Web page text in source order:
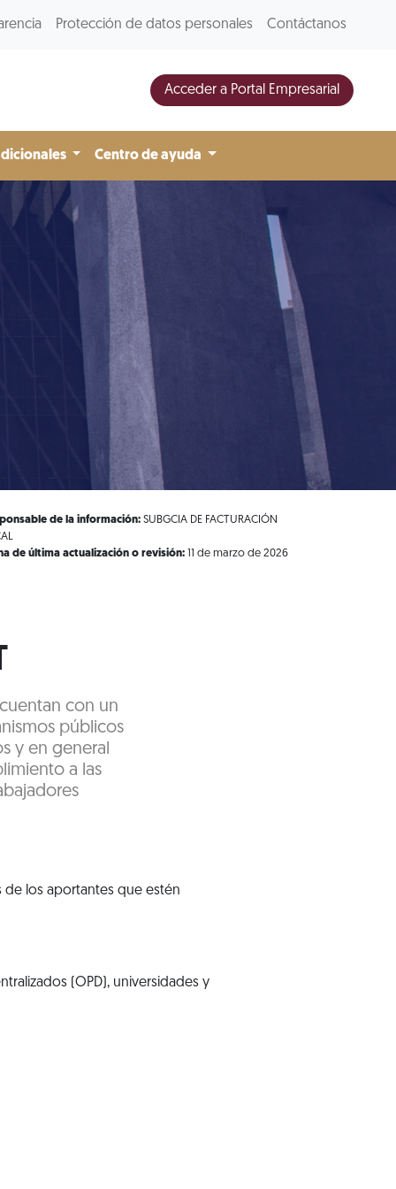
Protección de datos personales Contáctanos
Acceder a Portal Empresarial
Centro de ayuda
de la información: SUBGCIA DE FACTURACIÓN
de última actualización o revisión: 11 de marzo de 2026
con un
públicos
y en general
a las
de los aportantes que estén
(OPD), universidades y